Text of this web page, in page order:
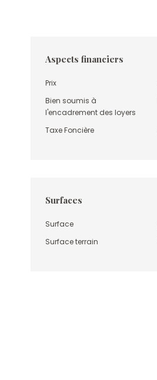
Aspects financiers
Prix
Bien soumis à
l'encadrement des loyers
Taxe Foncière
Surfaces
Surface
Surface terrain